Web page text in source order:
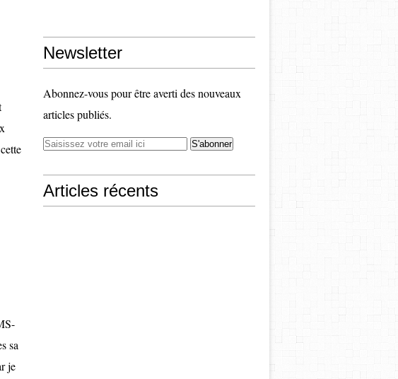
sa
je
Newsletter
Abonnez-vous pour être averti des nouveaux
articles publiés.
Articles récents